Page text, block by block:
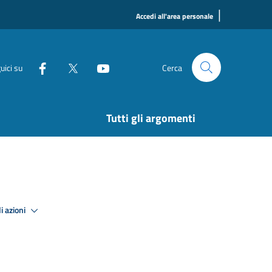
Accedi all'area personale |
su Cerca
Tutti gli argomenti
azioni